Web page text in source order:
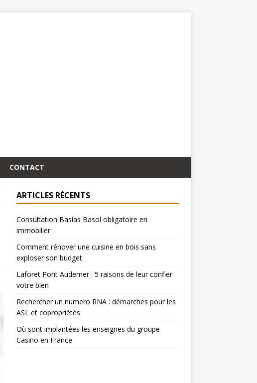
CONTACT
ARTICLES RÉCENTS
Consultation Basias Basol obligatoire en
immobilier
Comment rénover une cuisine en bois sans
exploser son budget
Laforet Pont Audemer : 5 raisons de leur confier
votre bien
Rechercher un numero RNA : démarches pour les
ASL et copropriétés
Où sont implantées les enseignes du groupe
Casino en France